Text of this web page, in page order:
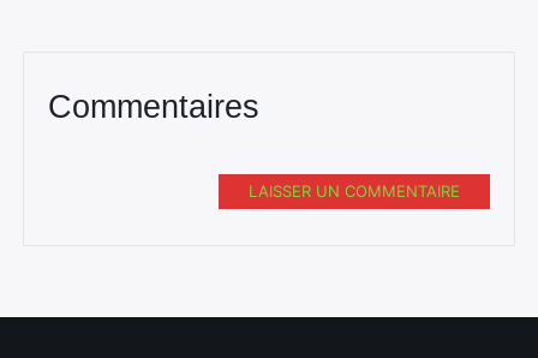
Commentaires
LAISSER UN COMMENTAIRE